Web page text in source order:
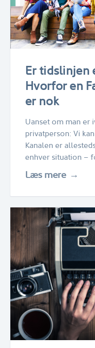
Er tidslinjen
Hvorfor en
er nok
Uanset om man
privatperson: Vi
Kanalen er
enhver situation –
Læs mere